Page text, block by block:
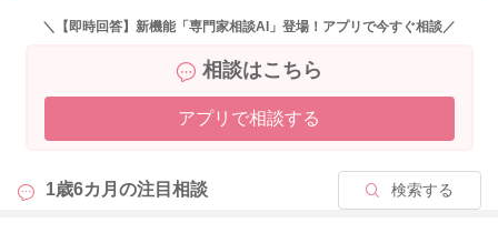
＼【即時回答】新機能「専門家相談AI」登場！アプリで今すぐ相談／
相談はこちら
アプリで相談する
1歳6カ月の注目相談 検索する